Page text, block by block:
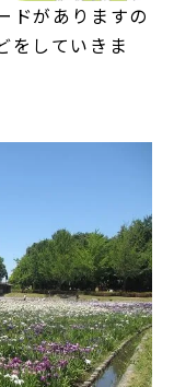
ドがありますの
をしていきま